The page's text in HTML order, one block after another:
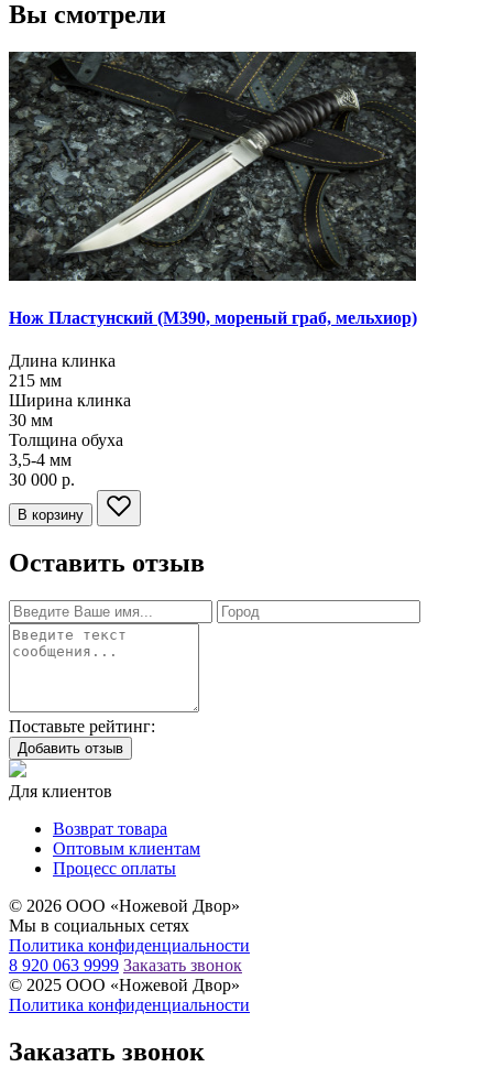
Вы смотрели
Нож Пластунский (М390, мореный граб, мельхиор)
Длина клинка
215 мм
Ширина клинка
30 мм
Толщина обуха
3,5-4 мм
30 000 р.
В корзину
Оставить отзыв
Поставьте рейтинг:
Добавить отзыв
Для клиентов
Возврат товара
Оптовым клиентам
Процесс оплаты
© 2026 ООО «Ножевой Двор»
Мы в социальных сетях
Политика конфиденциальности
8 920 063 9999 Заказать звонок
© 2025 ООО «Ножевой Двор»
Политика конфиденциальности
Заказать звонок